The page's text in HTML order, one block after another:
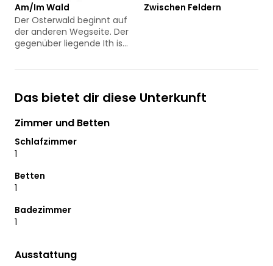
Am/Im Wald
Der Osterwald beginnt auf
der anderen Wegseite. Der
gegenüber liegende Ith ist
Zwischen Feldern
Das bietet dir diese Unterkunft
Zimmer und Betten
Schlafzimmer
1
Betten
1
Badezimmer
1
Ausstattung